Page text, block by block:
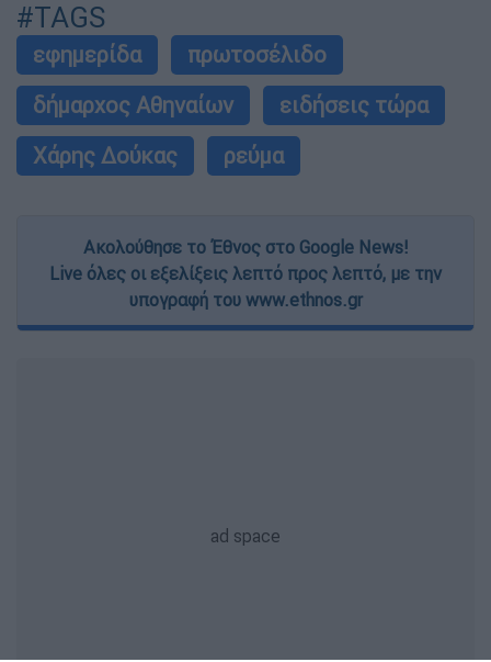
#TAGS
εφημερίδα
πρωτοσέλιδο
δήμαρχος Αθηναίων
ειδήσεις τώρα
Χάρης Δούκας
ρεύμα
Ακολούθησε το Έθνος στο Google News!
Live όλες οι εξελίξεις λεπτό προς λεπτό, με την
υπογραφή του www.ethnos.gr